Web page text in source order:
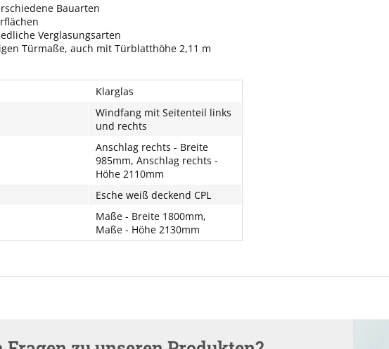
Bauarten
Verglasungsarten
Türmaße, auch mit Türblatthöhe 2,11 m
Klarglas
Windfang mit Seitenteil links
und rechts
Anschlag rechts - Breite
985mm, Anschlag rechts -
Höhe 2110mm
Esche weiß deckend CPL
Maße - Breite 1800mm,
Maße - Höhe 2130mm